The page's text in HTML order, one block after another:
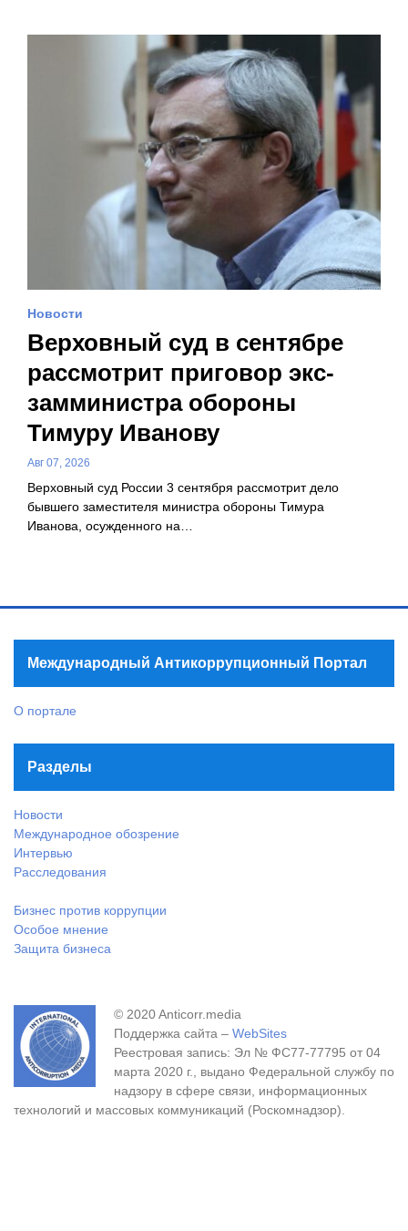
Новости
Верховный суд в сентябре
рассмотрит приговор экс-
замминистра обороны
Тимуру Иванову
Авг 07, 2026
Верховный суд России 3 сентября рассмотрит дело
бывшего заместителя министра обороны Тимура
Иванова, осужденного на…
Международный Антикоррупционный Портал
О портале
Разделы
Новости
Международное обозрение
Интервью
Расследования
Бизнес против коррупции
Особое мнение
Защита бизнеса
© 2020 Anticorr.media
Поддержка сайта – WebSites
Реестровая запись: Эл № ФС77-77795 от 04
марта 2020 г., выдано Федеральной службу по
надзору в сфере связи, информационных
технологий и массовых коммуникаций (Роскомнадзор).